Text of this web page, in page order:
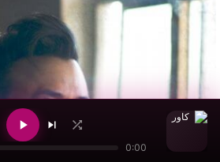
0:00